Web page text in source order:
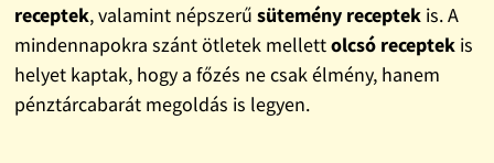
receptek, valamint népszerű sütemény receptekis. A
mindennapokra szánt ötletek mellettolcsó receptekis
helyet kaptak, hogy a főzés ne csak élmény, hanem
pénztárcabarát megoldás is legyen.